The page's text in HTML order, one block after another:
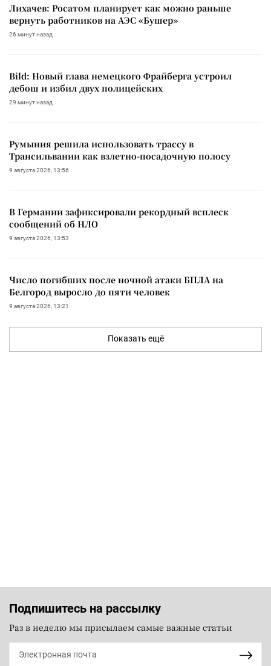
Лихачев: Росатом планирует как можно раньше
вернуть работников на АЭС «Бушер»
26 минут назад
Bild: Новый глава немецкого Фрайберга устроил
дебош и избил двух полицейских
29 минут назад
Румыния решила использовать трассу в
Трансильвании как взлетно-посадочную полосу
9 августа 2026, 13:56
В Германии зафиксировали рекордный всплеск
сообщений об НЛО
9 августа 2026, 13:53
Число погибших после ночной атаки БПЛА на
Белгород выросло до пяти человек
9 августа 2026, 13:21
Показать ещё
Подпишитесь на рассылку
Раз в неделю мы присылаем самые важные статьи